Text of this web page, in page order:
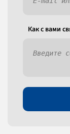
Как c вами